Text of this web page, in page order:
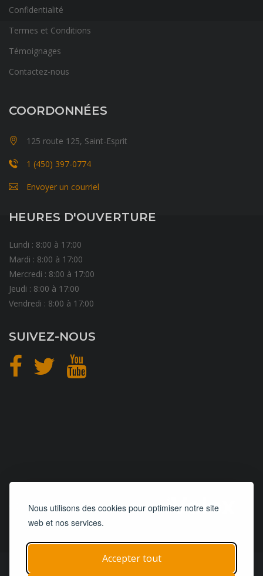
Nous utilisons des cookies pour optimiser notre site
web et nos services.
Accepter tout
Confidentialité
Termes et Conditions
Témoignages
Contactez-nous
COORDONNÉES
125 route 125, Saint-Esprit
1 (450) 397-0774
Envoyer un courriel
HEURES D'OUVERTURE
Lundi : 8:00 à 17:00
Mardi : 8:00 à 17:00
Mercredi : 8:00 à 17:00
Jeudi : 8:00 à 17:00
Vendredi : 8:00 à 17:00
SUIVEZ-NOUS
CONCEPTIONetHÉBERGEMENT
© 2019 - 2026 | Tous droits réservés